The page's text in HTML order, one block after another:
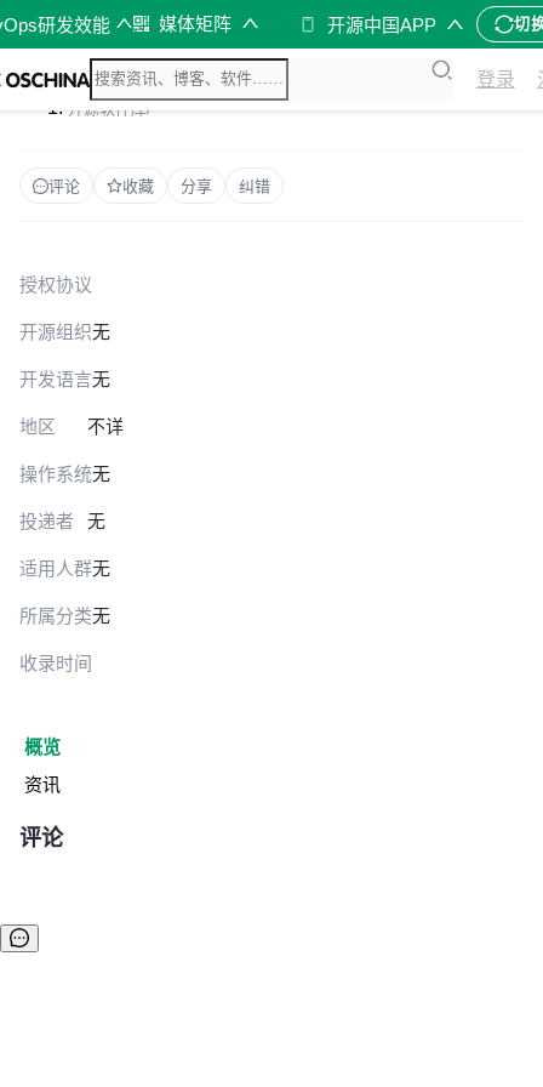
研发效能 媒体矩阵 开源中国APP 切
登录
开源软件库/
评论 收藏 分享 纠错
授权协议
开源组织无
开发语言无
地区 不详
操作系统无
投递者 无
适用人群无
所属分类无
收录时间
概览
资讯
评论